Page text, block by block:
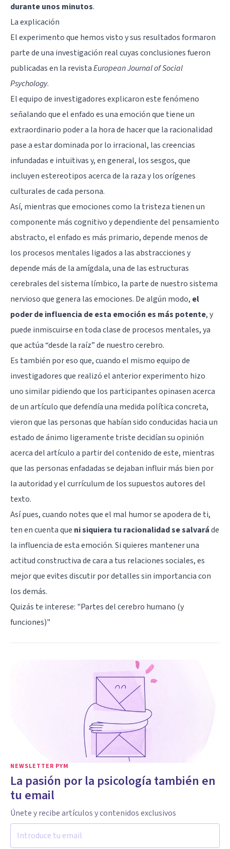
durante unos minutos.
La explicación
El experimento que hemos visto y sus resultados formaron
parte de una investigación real cuyas conclusiones fueron
publicadas en la revistaEuropean Journal of Social
Psychology.
El equipo de investigadores explicaron este fenómeno
señalando que el enfado es una emoción que tiene un
extraordinario poder a la hora de hacer que la racionalidad
pase a estar dominada por lo irracional, las creencias
infundadas e intuitivas y, en general, los sesgos, que
incluyenestereotiposacerca de la raza y los orígenes
culturales de cada persona.
Así, mientras que emociones como la tristeza tienen un
componente más cognitivo y dependiente del pensamiento
abstracto, el enfado es más primario, depende menos de
los procesos mentales ligados a las abstracciones y
depende más de la amígdala, una de las estructuras
cerebrales delsistema límbico, la parte de nuestro sistema
nervioso que genera las emociones. De algún modo, el
poder de influencia de esta emoción es más potente, y
puede inmiscuirse en toda clase de procesos mentales, ya
que actúa “desde la raíz” de nuestro cerebro.
Es también por eso que, cuando el mismo equipo de
investigadores que realizó el anterior experimento hizo
uno similar pidiendo que los participantes opinasen acerca
de un artículo que defendía una medida política concreta,
vieron que las personas que habían sido conducidas hacia un
estado de ánimo ligeramente triste decidían su opinión
acerca del artículo a partir del contenido de este, mientras
que las personas enfadadas se dejaban influir más bien por
la autoridad y el currículum de los supuestos autores del
texto.
Así pues, cuando notes que el mal humor se apodera de ti,
ten en cuenta que ni siquiera tu racionalidad se salvaráde
la influencia de esta emoción. Si quieres mantener una
actitud constructiva de cara a tus relaciones sociales, es
mejor que evites discutir por detalles sin importancia con
los demás.
Quizás te interese: "Partes del cerebro humano (y
funciones)"
NEWSLETTER PYM
La pasión por la psicología también en
tu email
Únete y recibe artículos y contenidos exclusivos